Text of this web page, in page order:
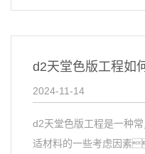
d2天堂色版工程
2024-11-14
d2天堂色版工程是一种
适材料的一些考虑因